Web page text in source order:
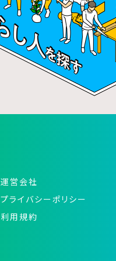
運営会社
プライバシーポリシー
利用規約